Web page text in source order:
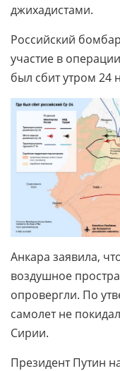
джихадистами.
Российский
участие в
был сбит утром 24
Анкара заявила,
воздушное
опровергли. По
самолет не
Сирии.
Президент Путин